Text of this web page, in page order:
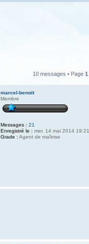
10 messages • Page 1
marcel-benoit
Membre
Messages : 21
Enregistré le : mer. 14 mai 2014 19:21
Grade : Agent de maîtrise